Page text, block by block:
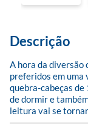
Descrição
A hora da diversão
preferidos em uma
quebra-cabeças
de dormir e
leitura vai se